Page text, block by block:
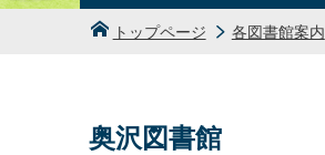
トップページ 各図書館案内
奥沢図書館